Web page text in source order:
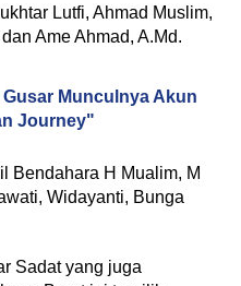
Lutfi, Ahmad Muslim,
Ame Ahmad, A.Md.
Munculnya Akun
Journey"
Bendahara H Mualim, M
Widayanti, Bunga
Sadat yang juga